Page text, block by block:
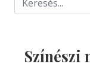
Színészi